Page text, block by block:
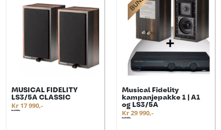
MUSICAL FIDELITY
LS3/5A CLASSIC
Kr 17 990,-
Kr 27 995,-
Musical Fidelity
kampanjepakke 1 | A1
og LS3/5A
Kr 29 990,-
Kr 46 990,-